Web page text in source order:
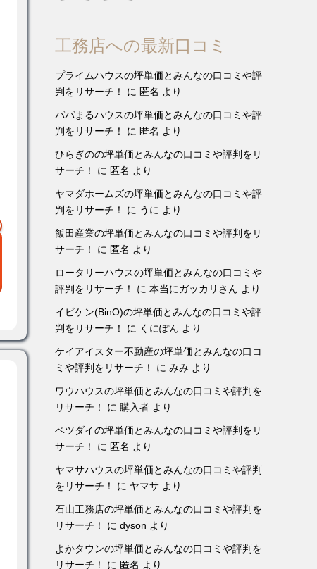
工務店への最新口コミ
プライムハウスの坪単価とみんなの口コミや評
判をリサーチ！
に 匿名 より
パパまるハウスの坪単価とみんなの口コミや評
判をリサーチ！
に 匿名 より
ひらぎのの坪単価とみんなの口コミや評判をリ
サーチ！
に 匿名 より
ヤマダホームズの坪単価とみんなの口コミや評
判をリサーチ！
に うに より
飯田産業の坪単価とみんなの口コミや評判をリ
サーチ！
に 匿名 より
ロータリーハウスの坪単価とみんなの口コミや
評判をリサーチ！
に 本当にガッカリさん より
イビケン(BinO)の坪単価とみんなの口コミや評
判をリサーチ！
に くにぽん より
ケイアイスター不動産の坪単価とみんなの口コ
ミや評判をリサーチ！
に みみ より
ワウハウスの坪単価とみんなの口コミや評判を
リサーチ！
に 購入者 より
ベツダイの坪単価とみんなの口コミや評判をリ
サーチ！
に 匿名 より
ヤマサハウスの坪単価とみんなの口コミや評判
をリサーチ！
に ヤマサ より
石山工務店の坪単価とみんなの口コミや評判を
リサーチ！
に dyson より
よかタウンの坪単価とみんなの口コミや評判を
リサーチ！
に 匿名 より